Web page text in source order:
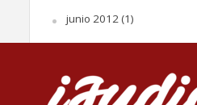
junio 2012(1)